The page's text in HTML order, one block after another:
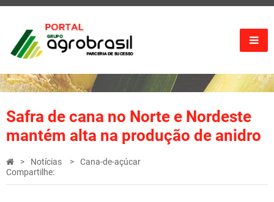
Safra de cana no Norte e Nordeste
mantém alta na produção de anidro
Notícias
Cana-de-açúcar
Compartilhe: